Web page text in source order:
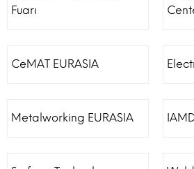
Fuarı
CeMAT EURASIA
Metalworking EURASIA